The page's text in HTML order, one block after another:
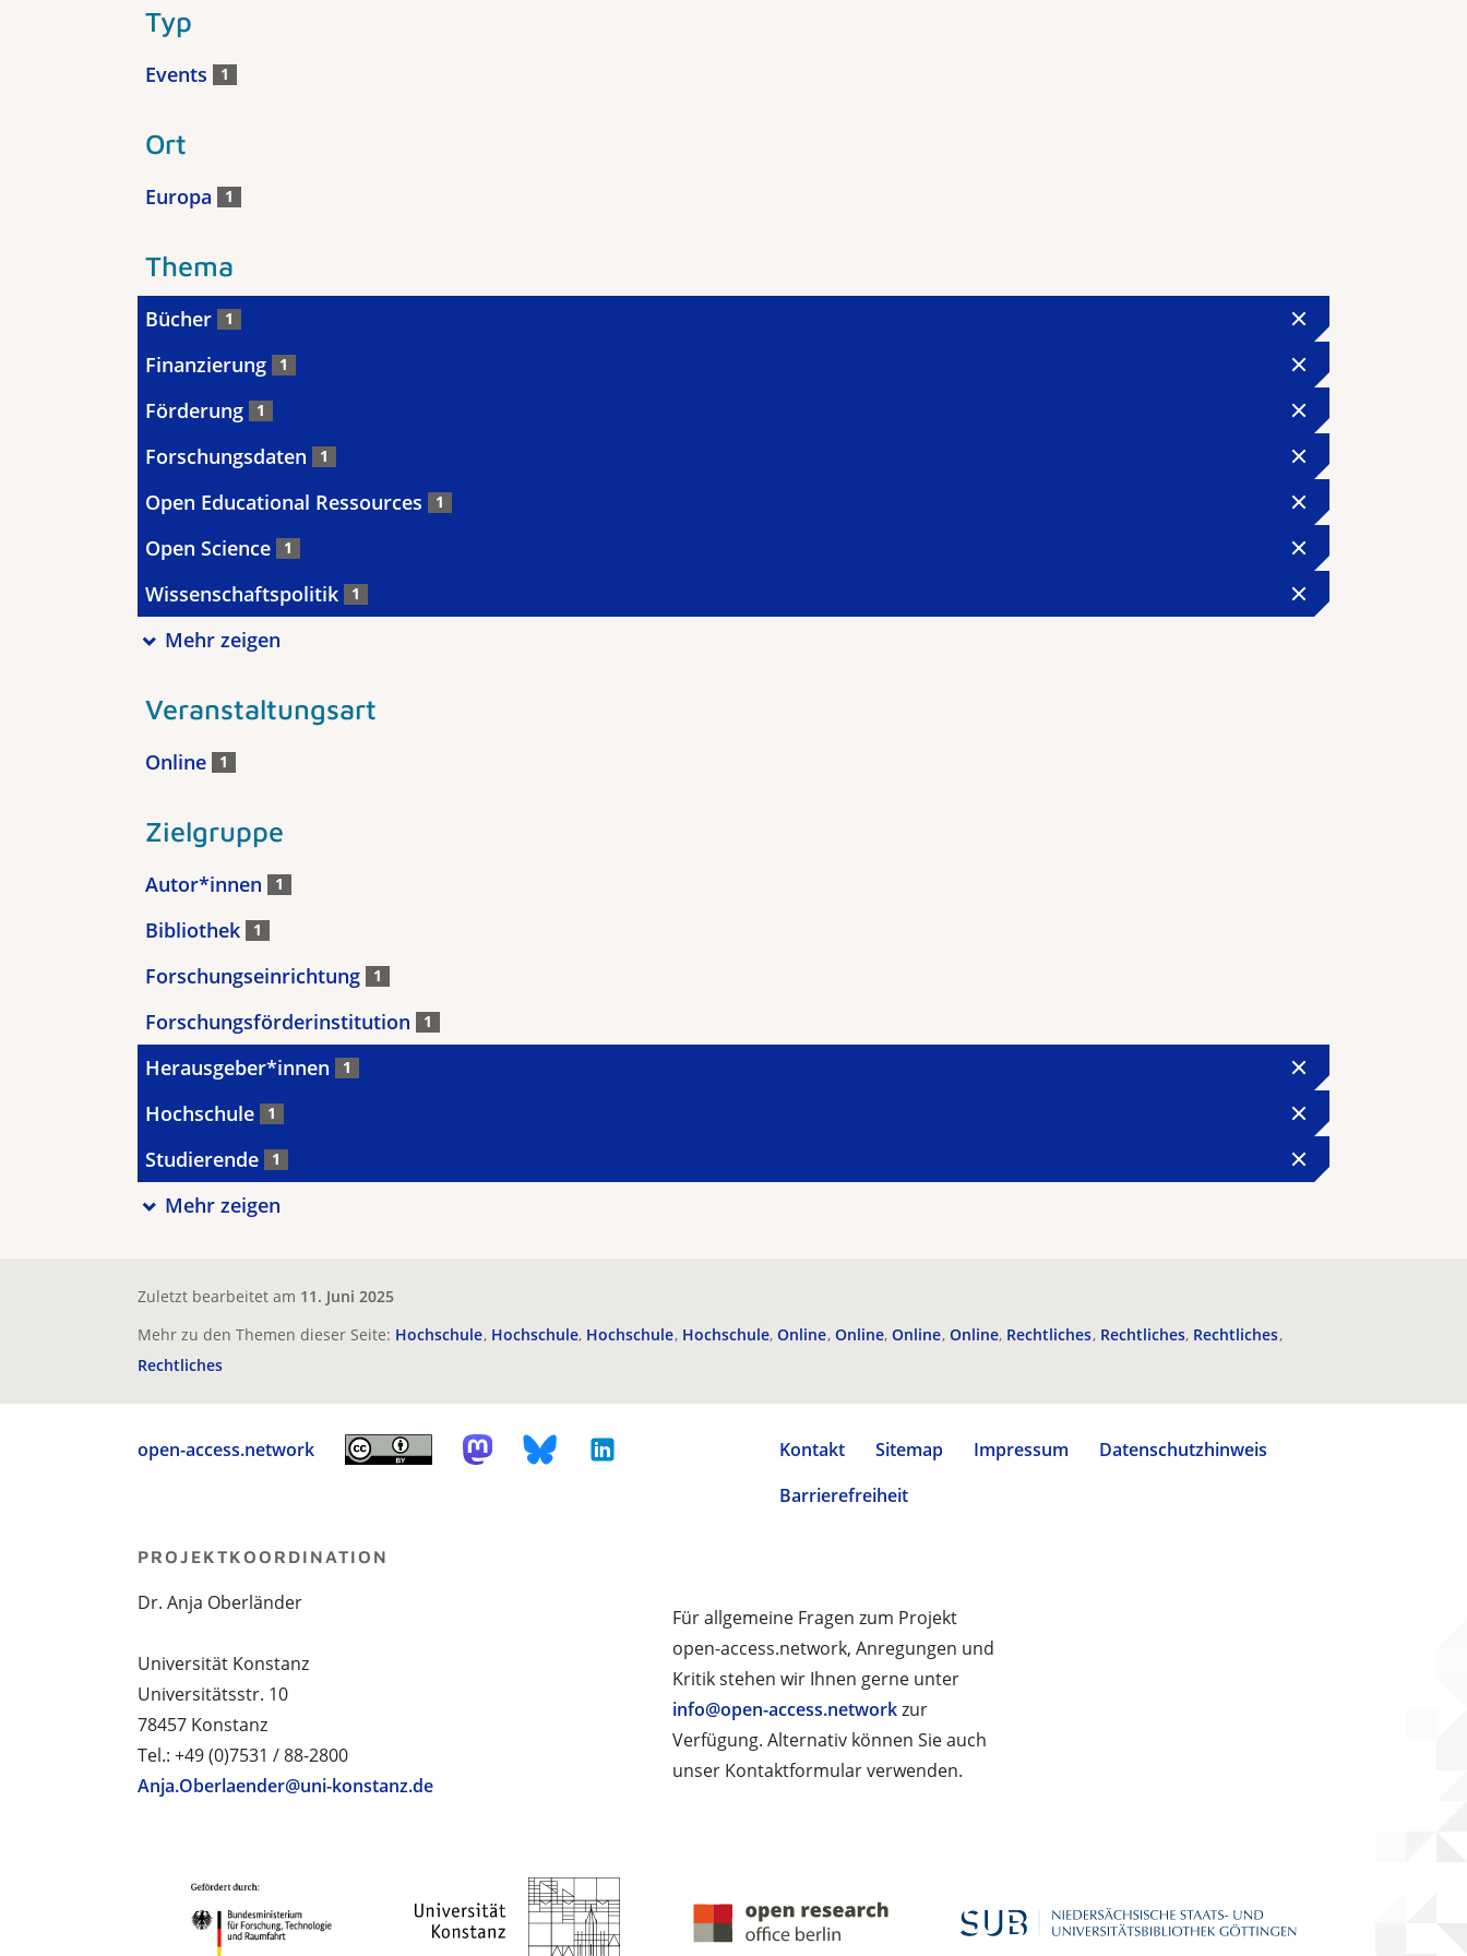
Typ
Events 1
Ort
Europa 1
Thema
Bücher 1
Finanzierung 1
Förderung 1
Forschungsdaten 1
Open Educational Ressources 1
Open Science 1
Wissenschaftspolitik 1
Mehr zeigen
Veranstaltungsart
Online 1
Zielgruppe
Autor*innen 1
Bibliothek 1
Forschungseinrichtung 1
Forschungsförderinstitution 1
Herausgeber*innen 1
Hochschule 1
Studierende 1
Mehr zeigen
Zuletzt bearbeitet am 11. Juni 2025
Mehr zu den Themen dieser Seite: Hochschule Hochschule Hochschule Hochschule Online Online Online Online Rechtliches Rechtliches Rechtliches
Rechtliches
open-access.network Kontakt Sitemap Impressum
Datenschutzhinweis
Barrierefreiheit
Für allgemeine Fragen zum Projekt
open-access.network, Anregungen und
Kritik stehen wir Ihnen gerne unter
info@open-access.networkzur
Verfügung. Alternativ können Sie auch
unser Kontaktformular verwenden.
PROJEKTKOORDINATION
Dr. Anja Oberländer
Universität Konstanz
Universitätsstr. 10
78457 Konstanz
Tel.: +49 (0)7531 / 88-2800
Anja.Oberlaender@uni-konstanz.de